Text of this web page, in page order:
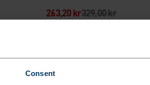
Consent
263,20 kr329,00 kr
Sommersalg